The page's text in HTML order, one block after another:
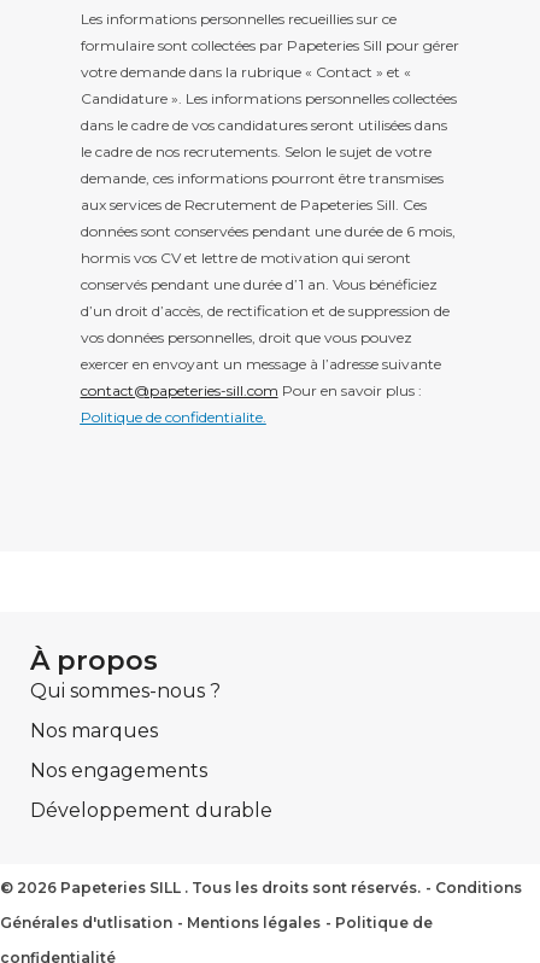
Les informations personnelles recueillies sur ce
formulaire sont collectées par Papeteries Sill pour gérer
votre demande dans la rubrique « Contact » et «
Candidature ». Les informations personnelles collectées
dans le cadre de vos candidatures seront utilisées dans
le cadre de nos recrutements. Selon le sujet de votre
demande, ces informations pourront être transmises
aux services de Recrutement de Papeteries Sill. Ces
données sont conservées pendant une durée de 6 mois,
hormis vos CV et lettre de motivation qui seront
conservés pendant une durée d’1 an. Vous bénéficiez
d’un droit d’accès, de rectification et de suppression de
vos données personnelles, droit que vous pouvez
exercer en envoyant un message à l’adresse suivante
contact@papeteries-sill.com Pour en savoir plus :
Politique de confidentialite.
À propos
Qui sommes-nous ?
Nos marques
Nos engagements
Développement durable
2026 Papeteries SILL . Tous les droits sont réservés.
Conditions
Générales d'utlisation
Mentions légales
Politique de
confidentialité